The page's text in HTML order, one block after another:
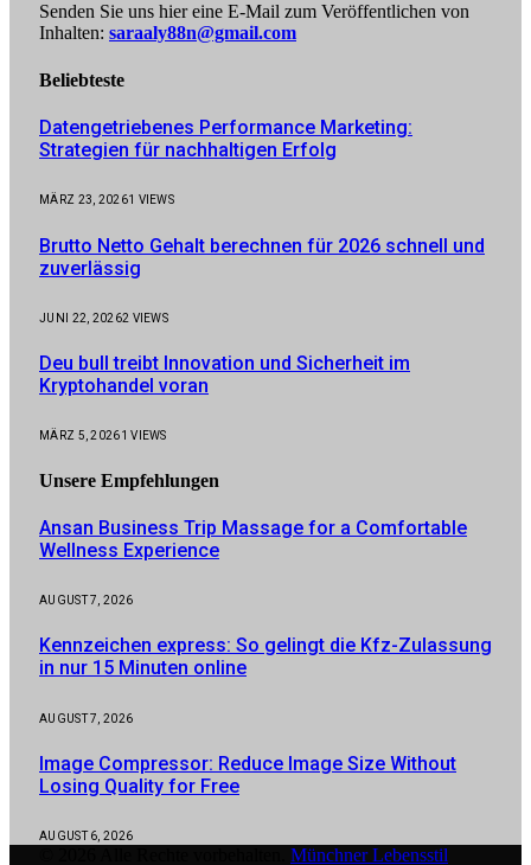
Senden Sie uns hier eine E-Mail zum Veröffentlichen von
Inhalten: saraaly88n@gmail.com
Beliebteste
Datengetriebenes Performance Marketing:
Strategien für nachhaltigen Erfolg
MÄRZ 23, 20261 VIEWS
Brutto Netto Gehalt berechnen für 2026 schnell und
zuverlässig
JUNI 22, 20262 VIEWS
Deu bull treibt Innovation und Sicherheit im
Kryptohandel voran
MÄRZ 5, 20261VIEWS
Unsere Empfehlungen
Ansan Business Trip Massage for a Comfortable
Wellness Experience
AUGUST 7, 2026
Kennzeichen express: So gelingt die Kfz-Zulassung
in nur 15 Minuten online
AUGUST 7, 2026
Image Compressor: Reduce Image Size Without
Losing Quality for Free
AUGUST 6, 2026
Münchner Lebensstil